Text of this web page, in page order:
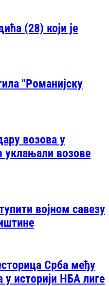
(28) који је
"Романијску
возова у
уклањали возове
војном савезу
Срба међу
у историји НБА лиге